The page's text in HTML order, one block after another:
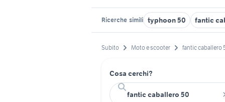
Ricerche simili typhoon 50 fantic
Subito Moto e scooter fantic caballero
Cosa cerchi?